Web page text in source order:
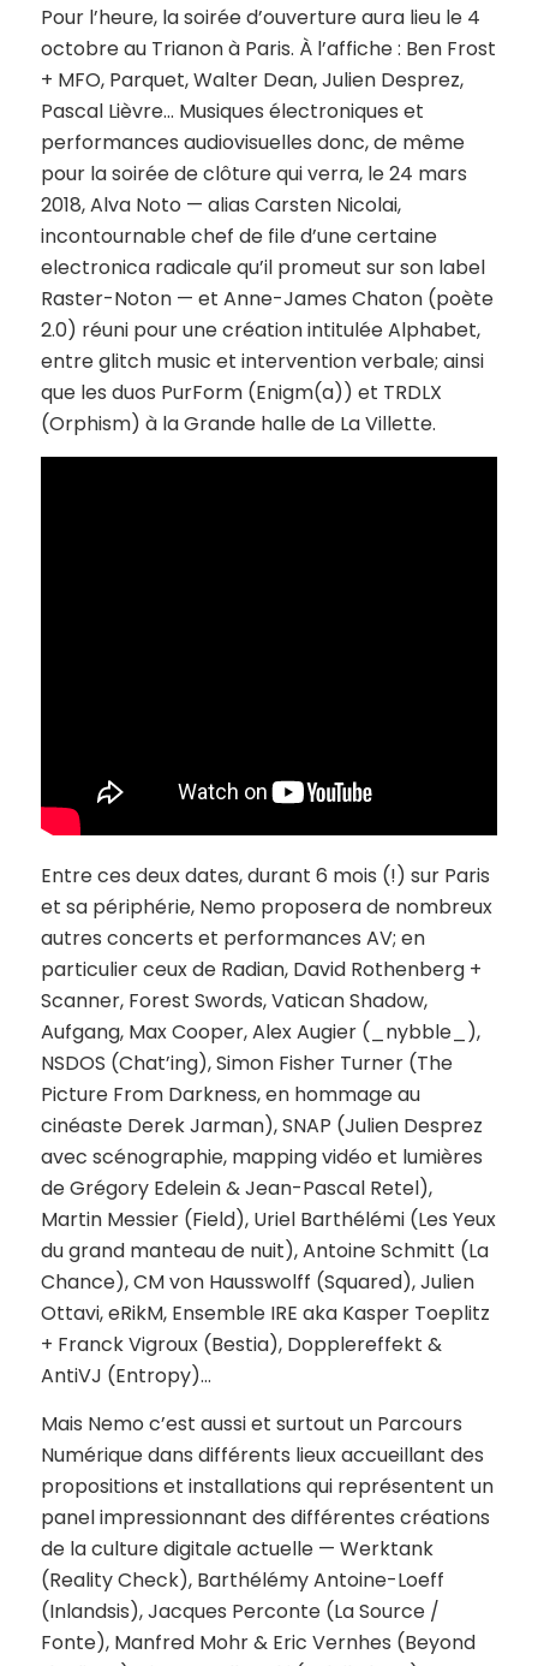
Pour l’heure, la soirée d’ouverture aura lieu le 4
octobre au Trianon à Paris. À l’affiche : Ben Frost
+ MFO, Parquet, Walter Dean, Julien Desprez,
Pascal Lièvre… Musiques électroniques et
performances audiovisuelles donc, de même
pour la soirée de clôture qui verra, le 24 mars
2018, Alva Noto — alias Carsten Nicolai,
incontournable chef de file d’une certaine
electronica radicale qu’il promeut sur son label
Raster-Noton — et Anne-James Chaton (poète
2.0) réuni pour une création intituléeAlphabet,
entreglitch music et intervention verbale; ainsi
que les duos PurForm (Enigm(a)) et TRDLX
(Orphism) à la Grande halle de La Villette.
Entre ces deux dates, durant 6 mois (!) sur Paris
et sa périphérie, Nemo proposera de nombreux
autres concerts et performances AV; en
particulier ceux de Radian, David Rothenberg +
Scanner, Forest Swords, Vatican Shadow,
Aufgang, Max Cooper, Alex Augier ( _nybble_
),
NSDOS (Chat’ing), Simon Fisher Turner (The
Picture From Darkness, en hommage au
cinéaste Derek Jarman), SNAP (Julien Desprez
avec scénographie, mapping vidéo et lumières
de Grégory Edelein & Jean-Pascal Retel),
Martin Messier (Field), Uriel Barthélémi (Les Yeux
du grand manteau de nuit), Antoine Schmitt (La
Chance), CM von Hausswolff (Squared), Julien
Ottavi, eRikM, Ensemble IRE aka Kasper Toeplitz
+ Franck Vigroux (Bestia), Dopplereffekt &
AntiVJ (Entropy)…
Mais Nemo c’est aussi et surtout un Parcours
Numériquedans différents lieux accueillant des
propositions et installations qui représentent un
panel impressionnant des différentes créations
de la culture digitale actuelle — Werktank
(Reality Check), Barthélémy Antoine-Loeff
(Inlandsis), Jacques Perconte (La Source /
Fonte), Manfred Mohr & Eric Vernhes (Beyond